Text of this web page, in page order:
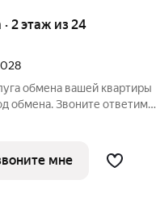
2 этаж из 24
Звоните ответим
самый выгодный вариант
мне